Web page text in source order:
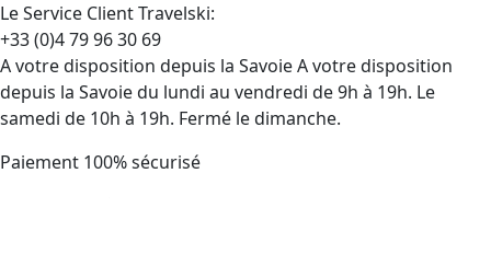
Le Service Client Travelski:
+33 (0)4 79 96 30 69
A votre disposition depuis la Savoie A votre disposition
depuis la Savoie du lundi au vendredi de 9h à 19h. Le
samedi de 10h à 19h. Fermé le dimanche.
Paiement 100% sécurisé